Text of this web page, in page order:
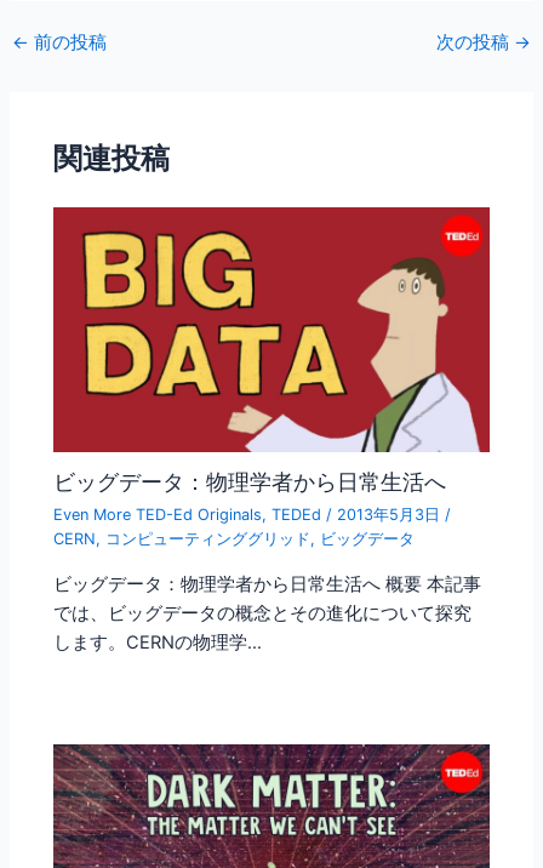
c
e
o
o
k
← 前の投稿 次の投稿 →
関連投稿
ビッグデータ：物理学者から日常生活へ
Even More TED-Ed Originals,TEDEd / 2013年5月3日 /
CERN, コンピューティンググリッド, ビッグデータ
ビッグデータ：物理学者から日常生活へ 概要 本記事
では、ビッグデータの概念とその進化について探究
します。CERNの物理学…